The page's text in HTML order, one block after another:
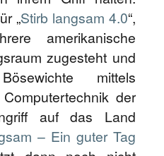
„Stirb langsam 4.0“,
amerikanische
zugesteht und
mittels
der
auf das Land
– Ein guter Tag